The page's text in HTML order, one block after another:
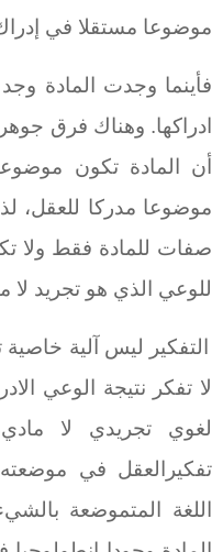
موضوعا مستقلا في
فأينما وجدت المادة
ادراكها. وهناك فرق
أن المادة تكون
موضوعا مدركا للعقل،
صفات للمادة فقط ولا
للوعي الذي هو تجريد لا
التفكير ليس آلية خاصية
لا تفكر نتيجة الوعي
لغوي تجريدي لا
تفكيرالعقل في موضعته
اللغة المتموضعة